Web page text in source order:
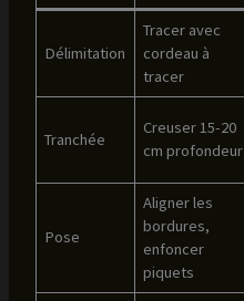
Délimitation
Tracer avec
cordeau à
tracer
Tranchée
Creuser 15-20
cm profondeur
Pose
Aligner les
bordures,
enfoncer
piquets